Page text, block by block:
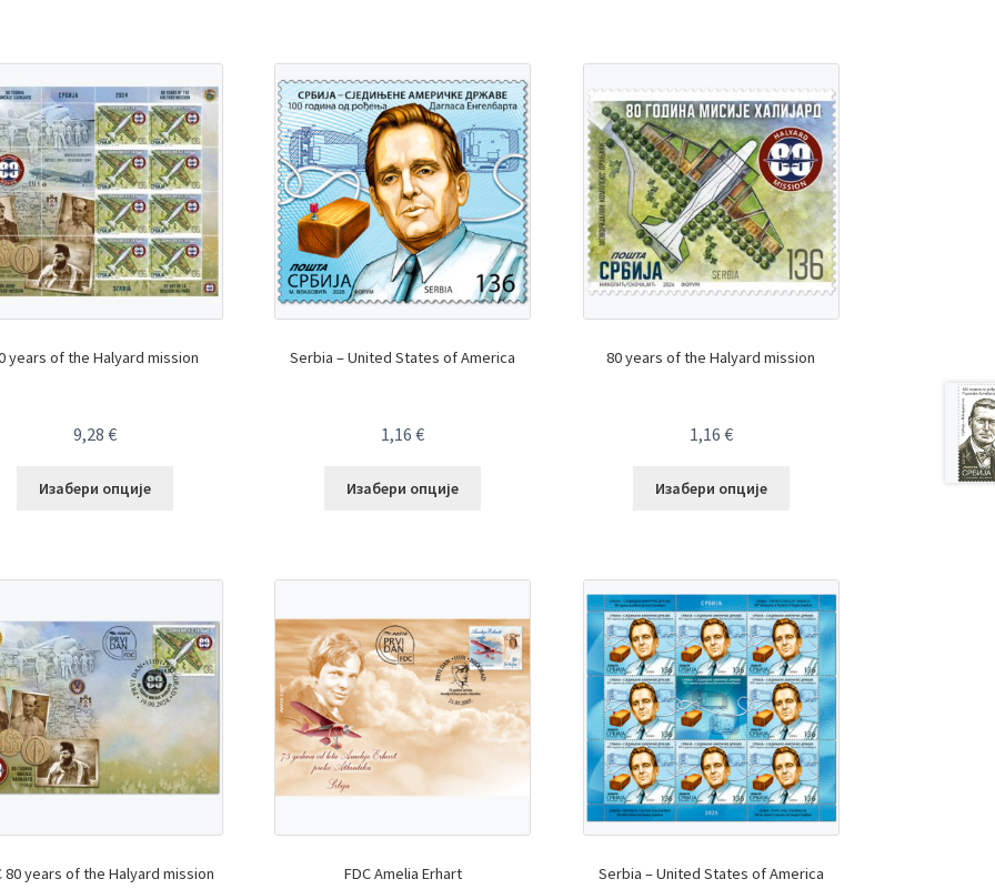
years of the Halyard mission
9,28 €
Изабери опције
Serbia – United States of America
1,16€
Изабери опције
80 years of the Halyard mission
1,16 €
Изабери опције
80 years of the Halyard mission FDC Amelia Erhart Serbia – United States of America